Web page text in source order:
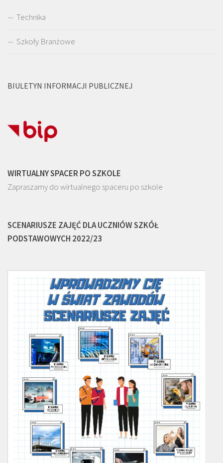
Technika
Szkoły Branżowe
BIULETYN INFORMACJI PUBLICZNEJ
WIRTUALNY SPACER PO SZKOLE
Zapraszamy do wirtualnego spaceru po szkole
SCENARIUSZE ZAJĘĆ DLA UCZNIÓW SZKÓŁ
PODSTAWOWYCH 2022/23